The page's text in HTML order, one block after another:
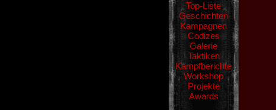
Top-Liste
Geschichten
Kampagnen
Codizes
Galerie
Taktiken
Kampfberichte
Workshop
Projekte
Awards